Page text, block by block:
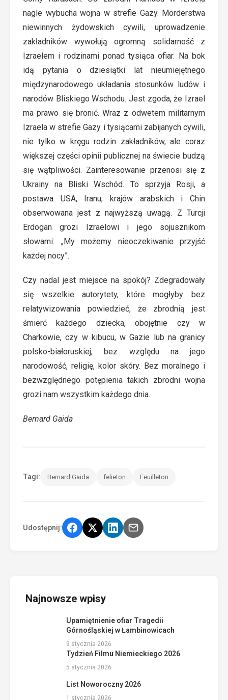
nagle wybucha wojna w strefie Gazy. Morderstwa
niewinnych żydowskich cywili, uprowadzenie
zakładników wywołują ogromną solidarność z
Izraelem i rodzinami ponad tysiąca ofiar. Na bok
idą pytania o dziesiątki lat nieumiejętnego
międzynarodowego układania stosunków ludów i
narodów Bliskiego Wschodu. Jest zgoda, że Izrael
ma prawo się bronić. Wraz z odwetem militarnym
Izraela w strefie Gazy i tysiącami zabijanych cywili,
nie tylko w kręgu rodzin zakładników, ale coraz
większej części opinii publicznej na świecie budzą
się wątpliwości. Zainteresowanie przenosi się z
Ukrainy na Bliski Wschód. To sprzyja Rosji, a
postawa USA, Iranu, krajów arabskich i Chin
obserwowana jest z najwyższą uwagą. Z Turcji
Erdogan grozi Izraelowi i jego sojusznikom
słowami: „My możemy nieoczekiwanie przyjść
każdej nocy”.
Czy nadal jest miejsce na spokój? Zdegradowały
się wszelkie autorytety, które mogłyby bez
relatywizowania powiedzieć, że zbrodnią jest
śmierć każdego dziecka, obojętnie czy w
Charkowie, czy w kibucu, w Gazie lub na granicy
polsko-białoruskiej, bez względu na jego
narodowość, religię, kolor skóry. Bez moralnego i
bezwzględnego potępienia takich zbrodni wojna
grozi nam wszystkim każdego dnia.
Bernard Gaida
Tagi: Bernard Gaida felieton Feuilleton
Udostępnij:
Najnowsze wpisy
Upamiętnienie ofiar Tragedii
Górnośląskiej w Łambinowicach
9 stycznia 2026
Tydzień Filmu Niemieckiego 2026
5 stycznia 2026
List Noworoczny 2026
1 stycznia 2026